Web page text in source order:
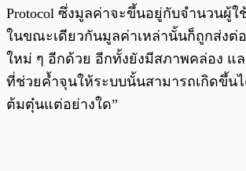
Protocol ซึ่งมูลค่าจะขึ้นอยู่กับจำนวนผู้
ในขณะเดียวกันมูลค่าเหล่านั้นก็ถูกส่งต่
ใหม่ ๆ อีกด้วย อีกทั้งยังมีสภาพคล่อง แล
ที่ช่วยค้ำจุนให้ระบบนั้นสามารถเกิดขึ้น
ต้มตุ๋นแต่อย่างใด”